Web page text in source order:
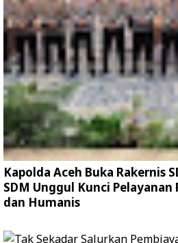
Kapolda Aceh Buka Rakernis
SDM Unggul Kunci
dan Humanis